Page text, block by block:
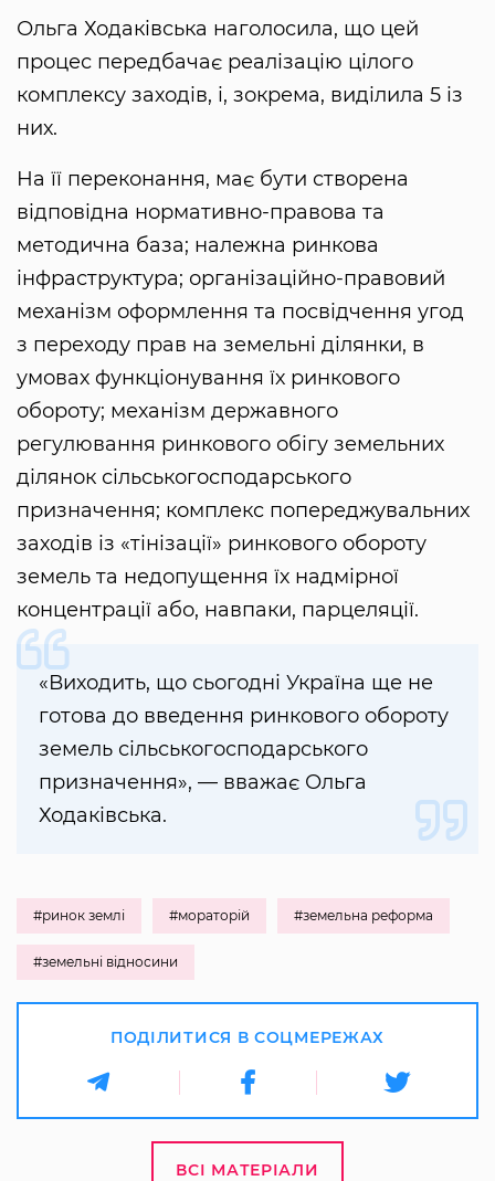
Ольга Ходаківська наголосила, що цей
процес передбачає реалізацію цілого
комплексу заходів, і, зокрема, виділила 5 із
них.
На її переконання, має бути створена
відповідна нормативно-правова та
методична база; належна ринкова
інфраструктура; організаційно-правовий
механізм оформлення та посвідчення угод
з переходу прав на земельні ділянки, в
умовах функціонування їх ринкового
обороту; механізм державного
регулювання ринкового обігу земельних
ділянок сільськогосподарського
призначення; комплекс попереджувальних
заходів із «тінізації» ринкового обороту
земель та недопущення їх надмірної
концентрації або, навпаки, парцеляції.
«Виходить, що сьогодні Україна ще не
готова до введення ринкового обороту
земель сільськогосподарського
призначення», — вважає Ольга
Ходаківська.
#ринок землі #мораторій #земельна реформа
#земельні відносини
ПОДІЛИТИСЯ В СОЦМЕРЕЖАХ
ВСІ МАТЕРІАЛИ